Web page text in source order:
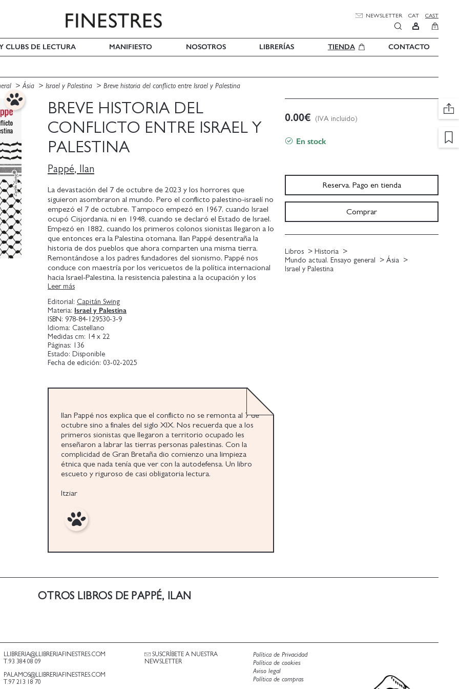
NEWSLETTER CAT CAST
0
CLUBS DE LECTURA MANIFIESTO NOSOTROS LIBRERÍAS TIENDA CONTACTO
Ásia Israel y Palestina Breve historia del conflicto entre Israel y Palestina
BREVE HISTORIA DEL
CONFLICTO ENTRE ISRAEL Y
PALESTINA
Pappé, Ilan
La devastación del 7 de octubre de 2023 y los horrores que
siguieron asombraron al mundo. Pero el conflicto palestino-israelí no
empezó el 7 de octubre. Tampoco empezó en 1967, cuando Israel
ocupó Cisjordania, ni en 1948, cuando se declaró el Estado de Israel.
Empezó en 1882, cuando los primeros colonos sionistas llegaron a lo
que entonces era la Palestina otomana. Ilan Pappé desentraña la
historia de dos pueblos que ahora comparten una misma tierra.
Remontándose a los padres fundadores del sionismo, Pappé nos
conduce con maestría por los vericuetos de la política internacional
hacia Israel-Palestina, la resistencia palestina a la ocupación y los
cambios que se están produciendo en el propio Israel.
Leer más
Editorial: Capitán Swing
Materia: Israel y Palestina
ISBN: 978-84-129530-3-9
Idioma: Castellano
Medidas cm: 14 x 22
Páginas: 136
Estado: Disponible
Fecha de edición: 03-02-2025
Ilan Pappé nos explica que el conflicto no se remonta al 7 de
octubre sino a finales del siglo XIX. Nos recuerda que a los
primeros sionistas que llegaron a territorio ocupado les
enseñaron a labrar las tierras personas palestinas. Con la
complicidad de Gran Bretaña dio comienzo una limpieza
étnica que nada tenía que ver con la autodefensa. Un libro
escueto y riguroso de casi obligatoria lectura.
Itziar
0.00€ (IVA incluido)
En stock
Reserva. Pago en tienda
Comprar
Libros
Historia
Mundo actual. Ensayo general
Ásia
Israel y Palestina
OTROS LIBROS DE PAPPÉ, ILAN
LLIBRERIA@LLIBRERIAFINESTRES.COM
T.93 384 08 09
PALAMOS@LLIBRERIAFINESTRES.COM
T.97 213 18 70
SUSCRÍBETE A NUESTRA
NEWSLETTER
Política de Privacidad
Política de cookies
Aviso legal
Política de compras